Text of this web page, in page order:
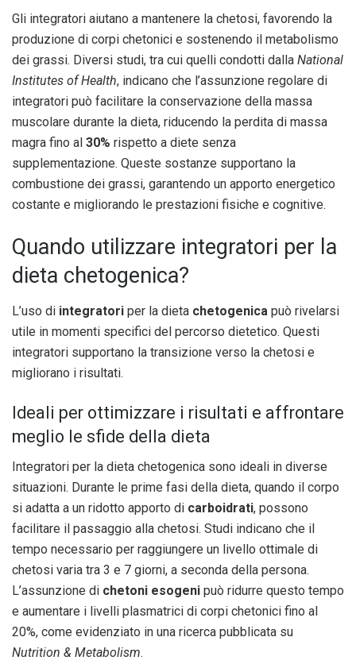
Gli integratori aiutano a mantenere la chetosi, favorendo la
produzione di corpi chetonici e sostenendo il metabolismo
dei grassi. Diversi studi, tra cui quelli condotti dalla National
Institutes of Health, indicano che l’assunzione regolare di
integratori può facilitare la conservazione della massa
muscolare durante la dieta, riducendo la perdita di massa
magra fino al 30% rispetto a diete senza
supplementazione. Queste sostanze supportano la
combustione dei grassi, garantendo un apporto energetico
costante e migliorando le prestazioni fisiche e cognitive.
Quando utilizzare integratori per la
dieta chetogenica?
L’uso di integratori per la dieta chetogenica può rivelarsi
utile in momenti specifici del percorso dietetico. Questi
integratori supportano la transizione verso la chetosi e
migliorano i risultati.
Ideali per ottimizzare i risultati e affrontare
meglio le sfide della dieta
Integratori per la dieta chetogenica sono ideali in diverse
situazioni. Durante le prime fasi della dieta, quando il corpo
si adatta a un ridotto apporto di carboidrati, possono
facilitare il passaggio alla chetosi. Studi indicano che il
tempo necessario per raggiungere un livello ottimale di
chetosi varia tra 3 e 7 giorni, a seconda della persona.
L’assunzione di chetoni esogeni può ridurre questo tempo
e aumentare i livelli plasmatrici di corpi chetonici fino al
20%, come evidenziato in una ricerca pubblicata su
Nutrition & Metabolism.